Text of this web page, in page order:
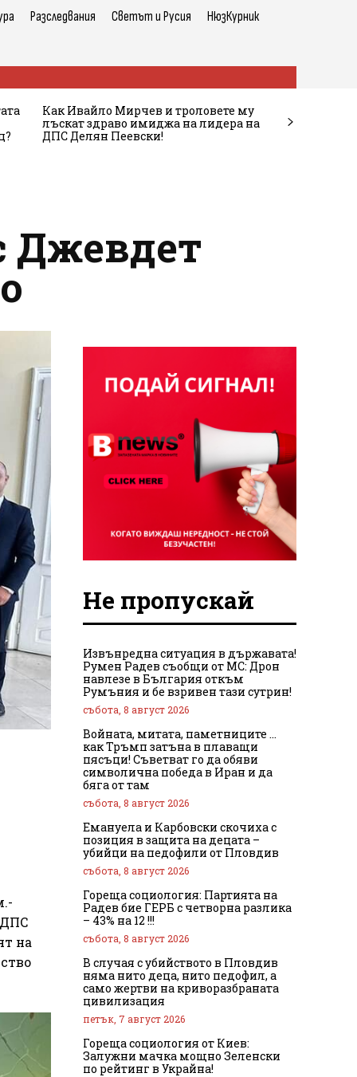
Разследвания Светът и Русия НюзКурник
Как Ивайло Мирчев и троловете му
лъскат здраво имиджа на лидера на
ДПС Делян Пеевски!
Джевдет
ДПС
на
Не пропускай
Извънредна ситуация в държавата!
Румен Радев съобщи от МС: Дрон
навлезе в България откъм
Румъния и бе взривен тази сутрин!
събота, 8 август 2026
Войната, митата, паметниците …
как Тръмп затъна в плаващи
пясъци! Съветват го да обяви
символична победа в Иран и да
бяга от там
събота, 8 август 2026
Емануела и Карбовски скочиха с
позиция в защита на децата –
убийци на педофили от Пловдив
събота, 8 август 2026
Гореща социология: Партията на
Радев бие ГЕРБ с четворна разлика
– 43% на 12 !!!
събота, 8 август 2026
В случая с убийството в Пловдив
няма нито деца, нито педофил, а
само жертви на криворазбраната
цивилизация
петък, 7 август 2026
Гореща социология от Киев:
Залужни мачка мощно Зеленски
по рейтинг в Украйна!